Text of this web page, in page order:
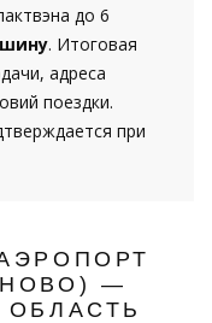
до 6
. Итоговая
адреса
поездки.
при
—